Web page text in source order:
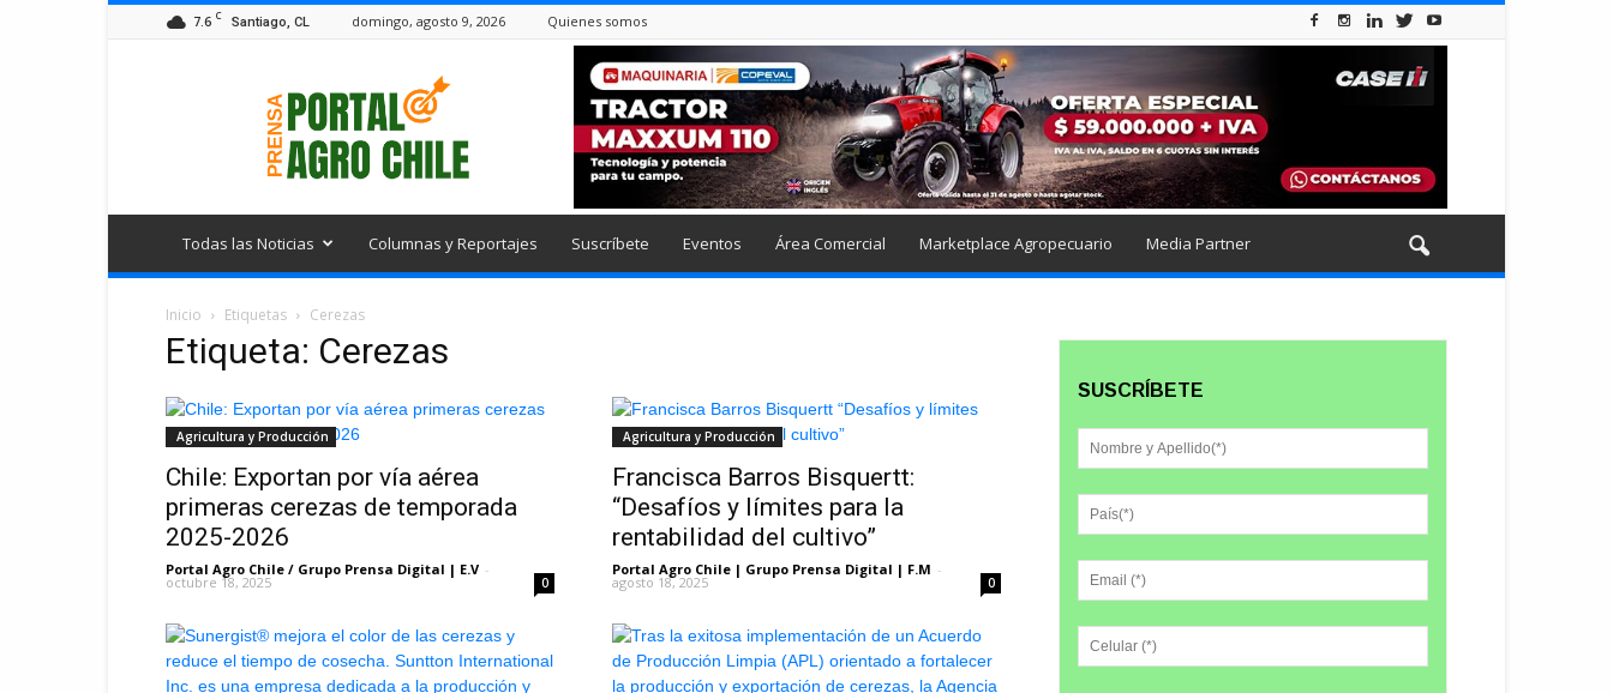
7.6 C Santiago, CL domingo, agosto 9, 2026 Quienes somos
Todas las Noticias Columnas y Reportajes Suscríbete Eventos Área Comercial Marketplace Agropecuario Media Partner
Inicio Etiquetas Cerezas
Etiqueta: Cerezas
Agricultura y Producción
Chile: Exportan por vía aérea
primeras cerezas de temporada
2025-2026
Portal Agro Chile / Grupo Prensa Digital | E.V -
octubre 18, 2025 0
Agricultura y Producción
Francisca Barros Bisquertt:
“Desafíos y límites para la
rentabilidad del cultivo”
Portal Agro Chile | Grupo Prensa Digital | F.M -
agosto 18, 2025 0
SUSCRÍBETE